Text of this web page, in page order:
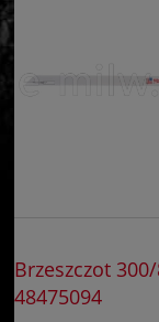
Brzeszczot
48475094